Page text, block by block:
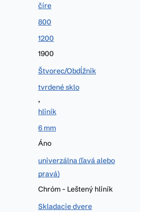
číre
800
1200
1900
Štvorec/Obdĺžnik
tvrdené sklo
,
hliník
6 mm
Áno
univerzálna (ľavá alebo
pravá)
Chróm - Leštený hliník
Skladacie dvere